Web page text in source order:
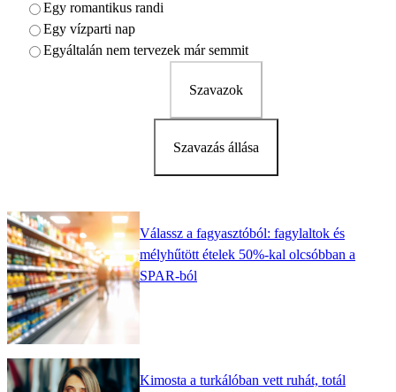
Egy romantikus randi
Egy vízparti nap
Egyáltalán nem tervezek már semmit
Szavazok
Szavazás állása
Válassz a fagyasztóból: fagylaltok és
mélyhűtött ételek 50%-kal olcsóbban a
SPAR-ból
Kimosta a turkálóban vett ruhát, totál